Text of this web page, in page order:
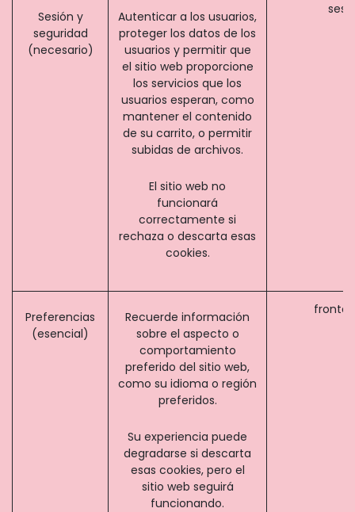
Sesión y
seguridad
(necesario)
Autenticar a los usuarios,
proteger los datos de los
usuarios y permitir que
el sitio web proporcione
los servicios que los
usuarios esperan, como
mantener el contenido
de su carrito, o permitir
subidas de archivos.
El sitio web no
funcionará
correctamente si
rechaza o descarta esas
cookies.
Preferencias
(esencial)
Recuerde información
sobre el aspecto o
comportamiento
preferido del sitio web,
como su idioma o región
preferidos.
Su experiencia puede
degradarse si descarta
esas cookies, pero el
sitio web seguirá
funcionando.